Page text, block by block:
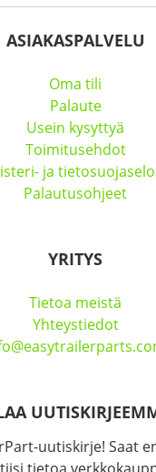
ASIAKASPALVELU
Oma tili
Palaute
Usein kysyttyä
Toimitusehdot
ja
Palautusohjeet
YRITYS
Tietoa meistä
Yhteystiedot
uutiskirje! Saat